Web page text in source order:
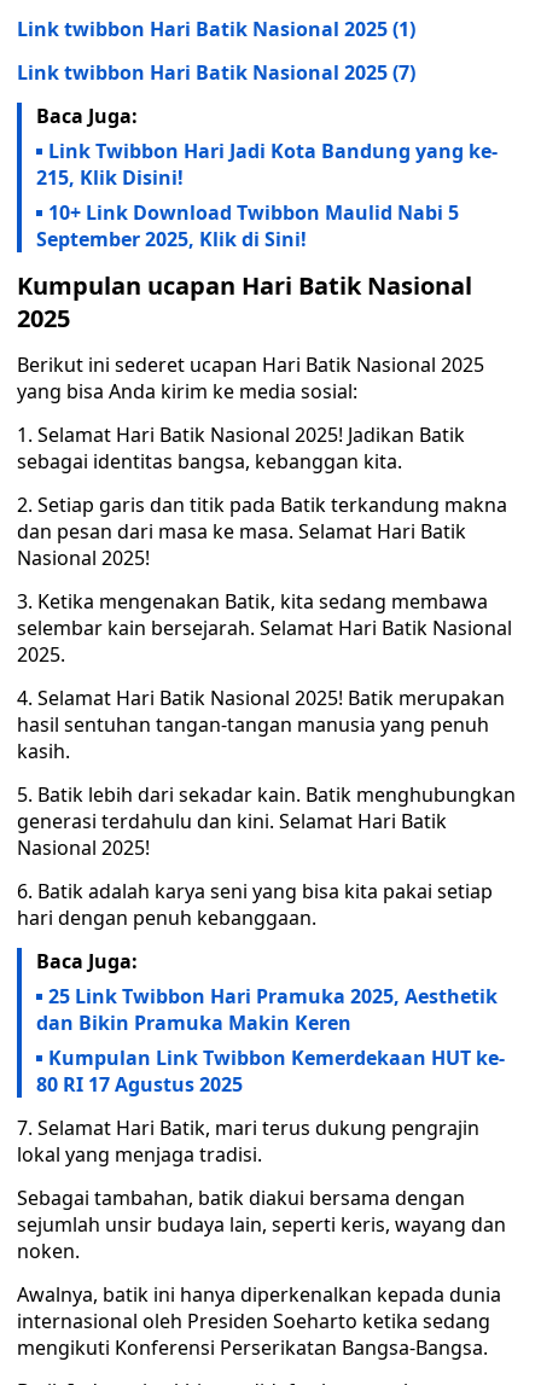
Link twibbon Hari Batik Nasional 2025 (1)
Link twibbon Hari Batik Nasional 2025 (7)
Baca Juga:
Link Twibbon Hari Jadi Kota Bandung yang ke-
215, Klik Disini!
10+ Link Download Twibbon Maulid Nabi 5
September 2025, Klik di Sini!
Kumpulan ucapan Hari Batik Nasional
2025
Berikut ini sederet ucapan Hari Batik Nasional 2025
yang bisa Anda kirim ke media sosial:
1. Selamat Hari Batik Nasional 2025! Jadikan Batik
sebagai identitas bangsa, kebanggan kita.
2. Setiap garis dan titik pada Batik terkandung makna
dan pesan dari masa ke masa. Selamat Hari Batik
Nasional 2025!
3. Ketika mengenakan Batik, kita sedang membawa
selembar kain bersejarah. Selamat Hari Batik Nasional
2025.
4. Selamat Hari Batik Nasional 2025! Batik merupakan
hasil sentuhan tangan-tangan manusia yang penuh
kasih.
5. Batik lebih dari sekadar kain. Batik menghubungkan
generasi terdahulu dan kini. Selamat Hari Batik
Nasional 2025!
6. Batik adalah karya seni yang bisa kita pakai setiap
hari dengan penuh kebanggaan.
Baca Juga:
25 Link Twibbon Hari Pramuka 2025, Aesthetik
dan Bikin Pramuka Makin Keren
Kumpulan Link Twibbon Kemerdekaan HUT ke-
80 RI 17 Agustus 2025
7. Selamat Hari Batik, mari terus dukung pengrajin
lokal yang menjaga tradisi.
Sebagai tambahan, batik diakui bersama dengan
sejumlah unsir budaya lain, seperti keris, wayang dan
noken.
Awalnya, batik ini hanya diperkenalkan kepada dunia
internasional oleh Presiden Soeharto ketika sedang
mengikuti Konferensi Perserikatan Bangsa-Bangsa.